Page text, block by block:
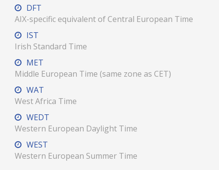
DFT
AIX-specific equivalent of Central European Time
IST
Irish Standard Time
MET
Middle European Time (same zone as CET)
WAT
West Africa Time
WEDT
Western European Daylight Time
WEST
Western European Summer Time